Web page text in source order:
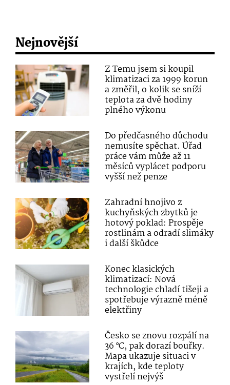
Nejnovější
Z Temu jsem si koupil
klimatizaci za 1999 korun
a změřil, o kolik se sníží
teplota za dvě hodiny
plného výkonu
Do předčasného důchodu
nemusíte spěchat. Úřad
práce vám může až 11
měsíců vyplácet podporu
vyšší než penze
Zahradní hnojivo z
kuchyňských zbytků je
hotový poklad: Prospěje
rostlinám a odradí slimáky
i další škůdce
Konec klasických
klimatizací: Nová
technologie chladí tišeji a
spotřebuje výrazně méně
elektřiny
Česko se znovu rozpálí na
36 °C, pak dorazí bouřky.
Mapa ukazuje situaci v
krajích, kde teploty
vystřelí nejvýš